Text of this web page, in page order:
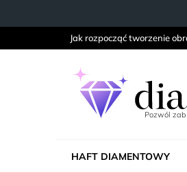
Jak rozpocząć tworzenie
HAFT DIAMENTOWY